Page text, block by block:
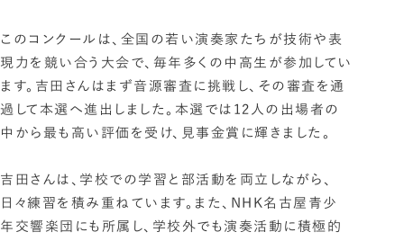
このコンクールは、全国の若い演奏家たちが技術や表
現力を競い合う大会で、毎年多くの中高生が参加してい
ます。吉田さんはまず音源審査に挑戦し、その審査を通
過して本選へ進出しました。本選では12人の出場者の
中から最も高い評価を受け、見事金賞に輝きました。
吉田さんは、学校での学習と部活動を両立しながら、
日々練習を積み重ねています。また、NHK名古屋青少
年交響楽団にも所属し、学校外でも演奏活動に積極的